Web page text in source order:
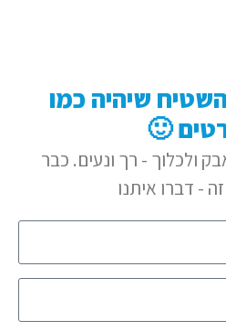
שיהיה כמו
🙂
ולכלוך - רך ונעים. כבר
- דברו איתנו